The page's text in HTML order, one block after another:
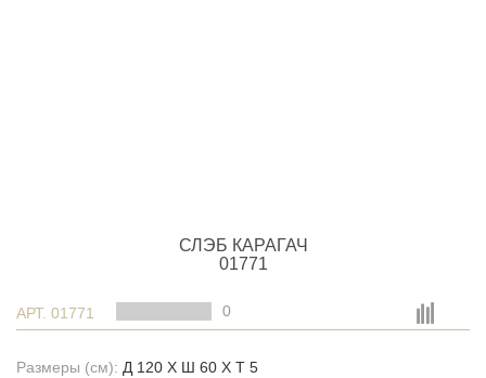
СЛЭБ КАРАГАЧ
01771
АРТ. 01771 0
Размеры (см): Д 120 X Ш 60 X Т 5